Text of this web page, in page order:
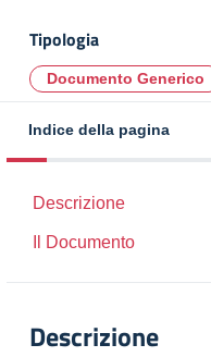
Tipologia
Documento Generico
Indice della pagina
Descrizione
Il Documento
Descrizione